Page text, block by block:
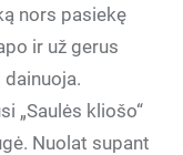
nors pasiekę
ir už gerus
„Saulės kliošo“
Nuolat supant